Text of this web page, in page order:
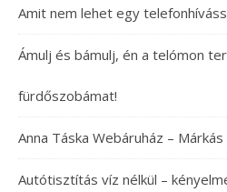
Amit nem lehet egy
Ámulj és bámulj, én a telómon
fürdőszobámat!
Anna Táska Webáruház –
Autótisztítás víz nélkül –